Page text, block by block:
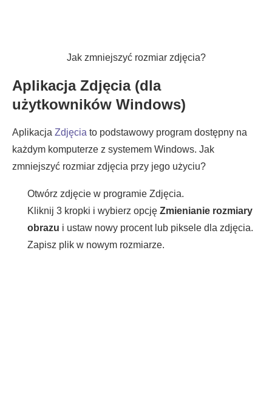
Jak zmniejszyć rozmiar zdjęcia?
Aplikacja Zdjęcia (dla
użytkowników Windows)
Aplikacja Zdjęcia to podstawowy program dostępny na
każdym komputerze z systemem Windows. Jak
zmniejszyć rozmiar zdjęcia przy jego użyciu?
Otwórz zdjęcie w programie Zdjęcia.
Kliknij 3 kropki i wybierz opcję Zmienianie rozmiary
obrazu i ustaw nowy procent lub piksele dla zdjęcia.
Zapisz plik w nowym rozmiarze.